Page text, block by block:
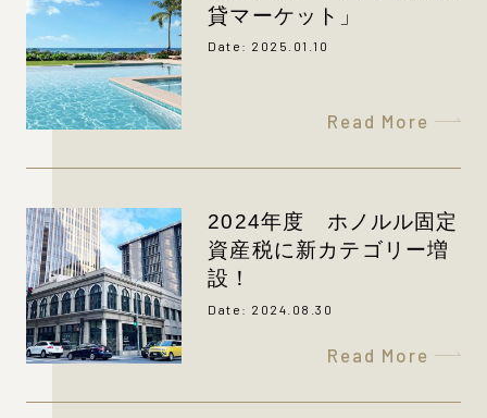
貸マーケット」
Date: 2025.01.10
Read More
2024年度 ホノルル固定
資産税に新カテゴリー増
設！
Date: 2024.08.30
Read More